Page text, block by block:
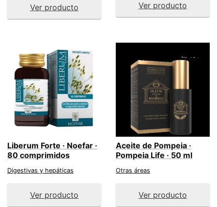
Ver producto Ver producto
Liberum Forte · Noefar ·
80 comprimidos
Digestivas y hepáticas
Ver producto
Aceite de Pompeia ·
Pompeia Life · 50 ml
Otras áreas
Ver producto